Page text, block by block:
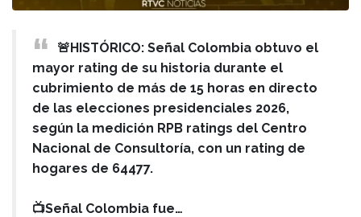
🚨HISTÓRICO: Señal Colombia obtuvo el
mayor rating de su historia durante el
cubrimiento de más de 15 horas en directo
de las elecciones presidenciales 2026,
según la medición RPB ratings del Centro
Nacional de Consultoría, con un rating de
hogares de 64477.
📺Señal Colombia fue…